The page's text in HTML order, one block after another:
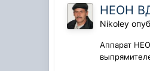
НЕОН
Nikoley
Аппарат